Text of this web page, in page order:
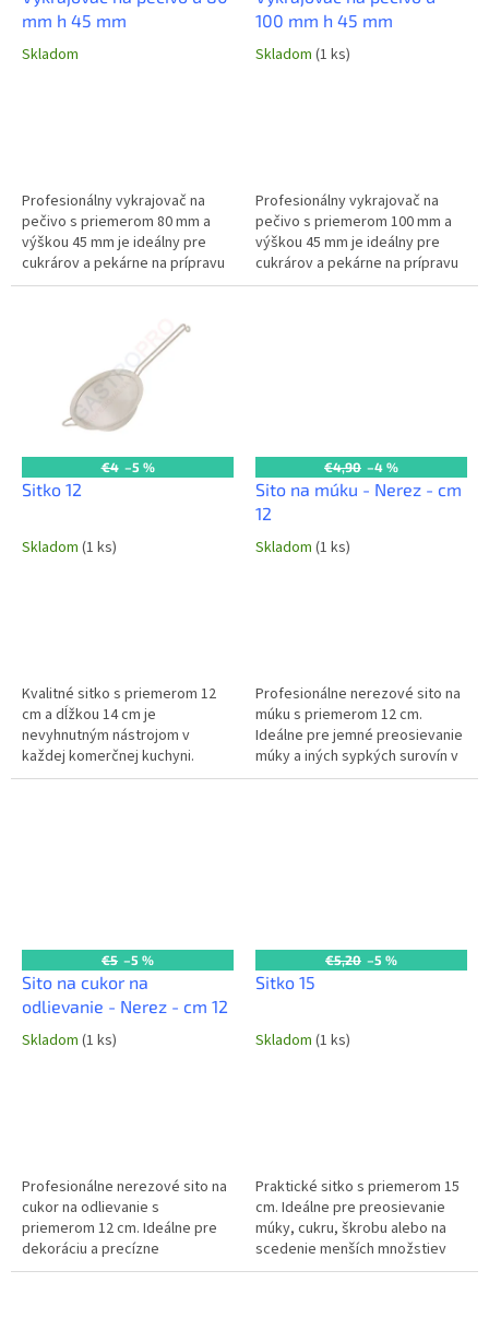
mm h 45 mm
Skladom
Profesionálny vykrajovač na
pečivo s priemerom 80 mm a
výškou 45 mm je ideálny pre
cukrárov a pekárne na prípravu
menších tvarov sušienok,
100 mm h 45 mm
Skladom (1 ks)
Profesionálny vykrajovač na
pečivo s priemerom 100 mm a
výškou 45 mm je ideálny pre
cukrárov a pekárne na prípravu
dokonalých tvarov sušienok,
€4 –5 %
Sitko 12
Skladom (1 ks)
Kvalitné sitko s priemerom 12
cm a dĺžkou 14 cm je
nevyhnutným nástrojom v
každej komerčnej kuchyni.
Ideálne na preosievanie múky,
€4,90 –4 %
Sito na múku - Nerez - cm
12
Skladom (1 ks)
Profesionálne nerezové sito na
múku s priemerom 12 cm.
Ideálne pre jemné preosievanie
múky a iných sypkých surovín v
každej komerčnej kuchyni a
€5 –5 %
Sito na cukor na
odlievanie - Nerez - cm 12
Skladom (1 ks)
Profesionálne nerezové sito na
cukor na odlievanie s
priemerom 12 cm. Ideálne pre
dekoráciu a precízne
dávkovanie cukru v každej
€5,20 –5 %
Sitko 15
Skladom (1 ks)
Praktické sitko s priemerom 15
cm. Ideálne pre preosievanie
múky, cukru, škrobu alebo na
scedenie menších množstiev
tekutín a potravín v